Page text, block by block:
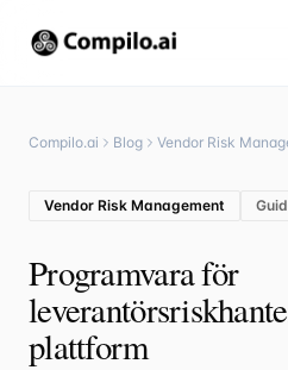
Compilo.ai Blog Vendor Risk
Vendor Risk Management
Programvara för
plattform